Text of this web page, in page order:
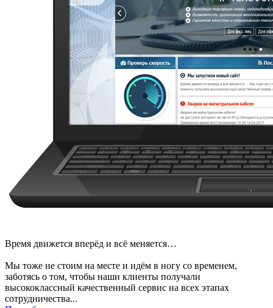
Время движется вперёд и всё меняется…
Мы тоже не стоим на месте и идём в ногу со временем,
заботясь о том, чтобы наши клиенты получали
высококлассный качественный сервис на всех этапах
сотрудничества...